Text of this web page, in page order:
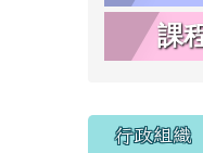
課
行政組織